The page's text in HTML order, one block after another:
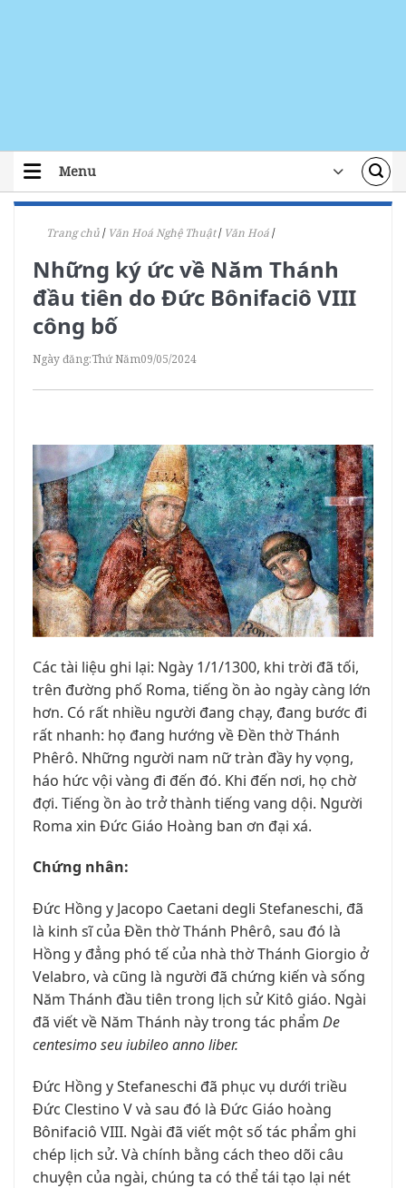
Menu
TRANG CHỦ
ĐOÀN THỂ
ÁI TÍN
ĐÀO TẠO
LỜI CHÚA
TƯ LIỆU
GIỚI THIỆU
LIÊN HỆ
Trang chủ/ Văn Hoá Nghệ Thuật/ Văn Hoá/
Những ký ức về Năm Thánh
đầu tiên do Đức Bônifaciô VIII
công bố
Ngày đăng:Thứ Năm09/05/2024
Các tài liệu ghi lại: Ngày 1/1/1300, khi trời đã tối,
trên đường phố Roma, tiếng ồn ào ngày càng lớn
hơn. Có rất nhiều người đang chạy, đang bước đi
rất nhanh: họ đang hướng về Đền thờ Thánh
Phêrô. Những người nam nữ tràn đầy hy vọng,
háo hức vội vàng đi đến đó. Khi đến nơi, họ chờ
đợi. Tiếng ồn ào trở thành tiếng vang dội. Người
Roma xin Đức Giáo Hoàng ban ơn đại xá.
Chứng nhân:
Đức Hồng y Jacopo Caetani degli Stefaneschi, đã
là kinh sĩ của Đền thờ Thánh Phêrô, sau đó là
Hồng y đẳng phó tế của nhà thờ Thánh Giorgio ở
Velabro, và cũng là người đã chứng kiến và sống
Năm Thánh đầu tiên trong lịch sử Kitô giáo. Ngài
đã viết về Năm Thánh này trong tác phẩm De
centesimo seu iubileo anno liber.
Đức Hồng y Stefaneschi đã phục vụ dưới triều
Đức Clestino V và sau đó là Đức Giáo hoàng
Bônifaciô VIII. Ngài đã viết một số tác phẩm ghi
chép lịch sử. Và chính bằng cách theo dõi câu
chuyện của ngài, chúng ta có thể tái tạo lại nét